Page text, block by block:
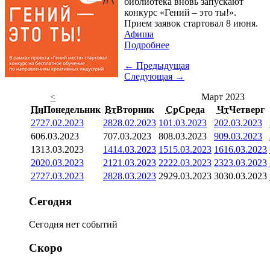
конкурс «Гений – это ты!».
Прием заявок стартовал 8 июня.
Афиша
Подробнее
← Предыдущая
Следующая →
<
Март 2023
ПнПонедельник ВтВторник СрСреда ЧтЧетверг
2727.02.2023 2828.02.2023 101.03.2023 202.03.2023
606.03.2023 707.03.2023 808.03.2023 909.03.2023
1313.03.2023 1414.03.2023 1515.03.2023 1616.03.2023
2020.03.2023 21 21.03.2023 2222.03.2023 2323.03.2023
2727.03.2023 2828.03.2023 2929.03.2023 3030.03.2023
Сегодня
Сегодня нет событий
Скоро